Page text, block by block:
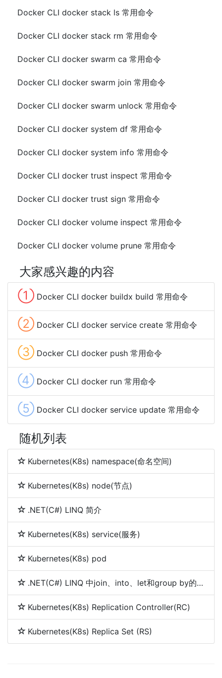
Docker CLI docker stack ls 常用命令
Docker CLI docker stack rm 常用命令
Docker CLI docker swarm ca 常用命令
Docker CLI docker swarm join 常用命令
Docker CLI docker swarm unlock 常用命令
Docker CLI docker system df 常用命令
Docker CLI docker system info 常用命令
Docker CLI docker trust inspect 常用命令
Docker CLI docker trust sign 常用命令
Docker CLI docker volume inspect 常用命令
Docker CLI docker volume prune 常用命令
大家感兴趣的内容
① Docker CLI docker buildx build 常用命令
② Docker CLI docker service create 常用命令
③ Docker CLI docker push 常用命令
④ Docker CLI docker run 常用命令
⑤ Docker CLI docker service update 常用命令
随机列表
Kubernetes(K8s) namespace(命名空间)
Kubernetes(K8s) node(节点)
.NET(C#) LINQ 简介
Kubernetes(K8s) service(服务)
Kubernetes(K8s) pod
.NET(C#) LINQ 中join、into、let和group by的使用
Kubernetes(K8s) Replication Controller(RC)
Kubernetes(K8s) Replica Set (RS)